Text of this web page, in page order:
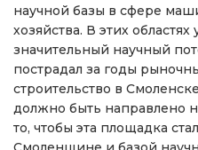
научной базы в сфере
хозяйства. В этих
значительный научный
пострадал за годы
строительство в
должно быть направлено
то, чтобы эта площадка